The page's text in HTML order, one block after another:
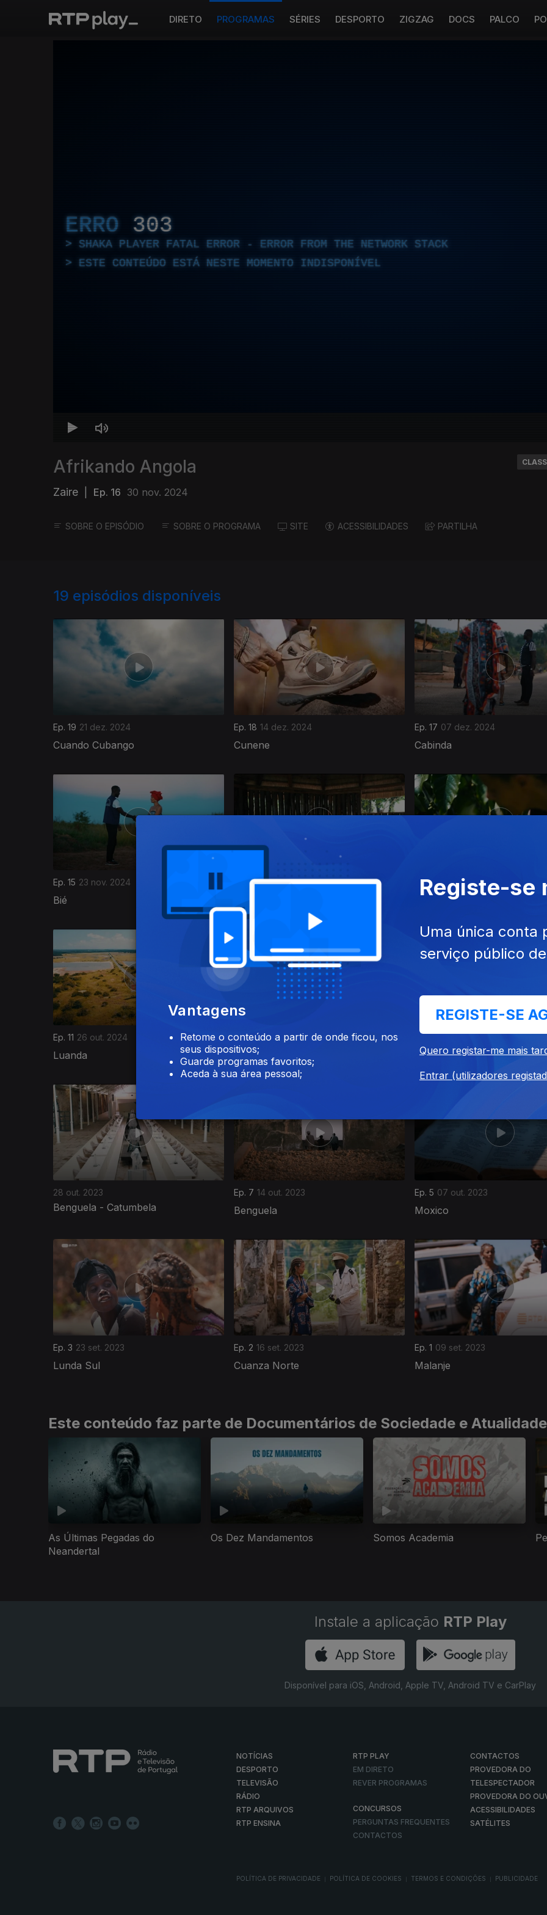
DIRETO PROGRAMAS SÉRIES DESPORTO ZIGZAG DOCS PALCO
ERRO 303
SHAKA PLAYER FATAL ERROR - ERROR FROM THE NETWORK STACK
ESTE CONTEÚDO ESTÁ NESTE MOMENTO INDISPONÍVEL
Afrikando Angola
Zaire Ep. 16 30 nov. 2024
SOBRE O EPISÓDIO SOBRE O PROGRAMA SITE ACESSIBILIDADES PARTILHA
19 episódios disponíveis
Ep. 19 21 dez. 2024
Cuando Cubango
Ep. 18 14 dez. 2024
Cunene
Ep. 17 07 dez. 2024
Cabinda
Ep. 15 23 nov. 2024
Bié
Ep. 14 16 nov. 2024
Huambo
Ep. 13 09 nov. 2024
Ep. 11 26 out. 2024
Luanda
Ep. 10 19 out. 2024
Namibe
Ep. 9 12 out. 2024
Huíla
28 out. 2023
Benguela - Catumbela
Ep. 7 14 out. 2023
Benguela
Ep. 5 07 out. 2023
Moxico
Ep. 3 23 set. 2023
Lunda Sul
Ep. 2 16 set. 2023
Cuanza Norte
Ep. 1 09 set. 2023
Malanje
714568
Este conteúdo faz parte de Documentários de Sociedade e Atualidade
As Últimas Pegadas do
Neandertal
Os Dez Mandamentos Somos Academia
Instale a aplicação RTP Play
Disponível para iOS, Android, Apple TV, Android TV e CarPlay
NOTÍCIAS
DESPORTO
TELEVISÃO
RÁDIO
RTP ARQUIVOS
RTP ENSINA
RTP PLAY
EM DIRETO
REVER PROGRAMAS
CONCURSOS
PERGUNTAS FREQUENTES
CONTACTOS
CONTACTOS
PROVEDORA DO
TELESPECTADOR
PROVEDORA DO
ACESSIBILIDADES
SATÉLITES
POLÍTICA DE PRIVACIDADE POLÍTICA DE COOKIES TERMOS E CONDIÇÕES PUBLICIDADE
Vantagens
Retome o conteúdo a partir de onde ficou, nos
seus dispositivos;
Guarde programas favoritos;
Aceda à sua área pessoal;
Registe-se
Uma única conta
serviço público
REGISTE-SE
Quero registar-me mais
Entrar (utilizadores